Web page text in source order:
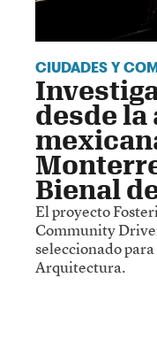
CIUDADES Y
desde
Bienal
El proyecto
Community
seleccionado
Arquitectura.